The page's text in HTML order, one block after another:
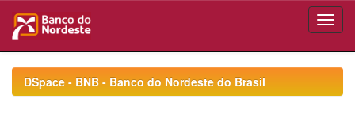
navigationDSpace - BNB - Banco do Nordeste do Brasil